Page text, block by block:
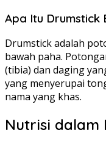
Apa Itu Drumstick
Drumstick adalah
bawah paha.
(tibia) dan daging
yang menyerupai
nama yang khas.
Nutrisi dalam